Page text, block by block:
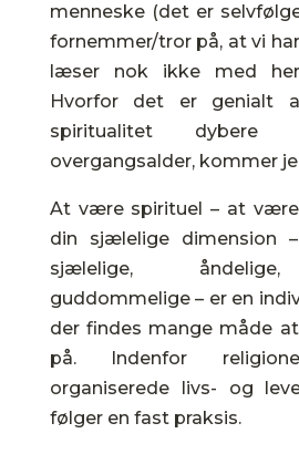
menneske (det er
fornemmer/tror på, at vi
læser nok ikke med
Hvorfor det er genialt
spiritualitet dybere
overgangsalder, kommer
At være spirituel – at
din sjælelige dimension
sjælelige, åndelige,
guddommelige – er en
der findes mange måde
på. Indenfor
organiserede livs- og
følger en fast praksis.